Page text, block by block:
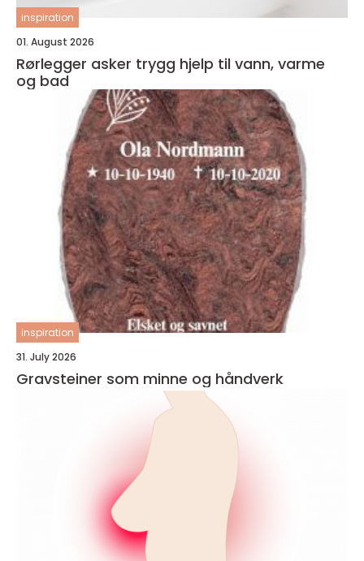
inspiration
01. August 2026
Rørlegger asker trygg hjelp til vann, varme
og bad
inspiration
31. July 2026
Gravsteiner som minne og håndverk